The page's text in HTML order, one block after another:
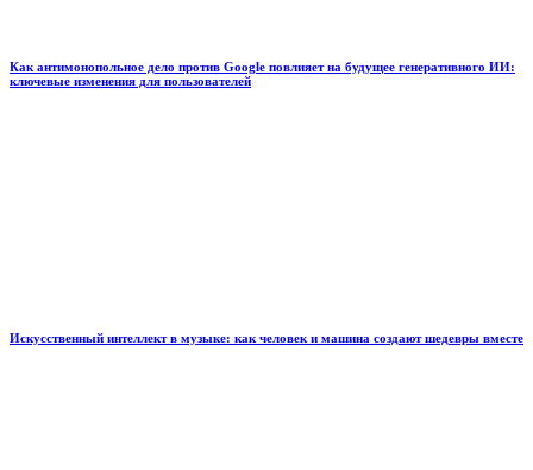
Как антимонопольное дело против Google повлияет на будущее генеративного ИИ:
ключевые изменения для пользователей
Искусственный интеллект в музыке: как человек и машина создают шедевры вместе